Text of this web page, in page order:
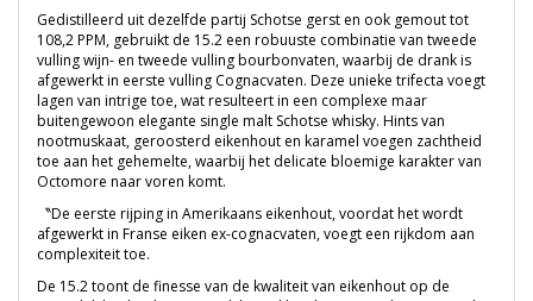
Gedistilleerd uit dezelfde partij Schotse gerst en ook gemout tot
108,2 PPM, gebruikt de 15.2 een robuuste combinatie van tweede
vulling wijn- en tweede vulling bourbonvaten, waarbij de drank is
afgewerkt in eerste vulling Cognacvaten. Deze unieke trifecta voegt
lagen van intrige toe, wat resulteert in een complexe maar
buitengewoon elegante single malt Schotse whisky. Hints van
nootmuskaat, geroosterd eikenhout en karamel voegen zachtheid
toe aan het gehemelte, waarbij het delicate bloemige karakter van
Octomore naar voren komt.
〝De eerste rijping in Amerikaans eikenhout, voordat het wordt
afgewerkt in Franse eiken ex-cognacvaten, voegt een rijkdom aan
complexiteit toe.
De 15.2 toont de finesse van de kwaliteit van eikenhout op de